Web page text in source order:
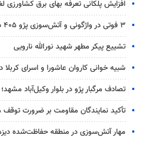
افزایش پلکانی تعرفه بهای برق کشاورزی
۳ فوتی در واژگونی و آتش‌سوزی پژو ۴۰۵ در کمربندی شرقی ایلام
تشییع پیکر مطهر شهید نورالله نارویی
شبیه خوانی کاروان عاشورا و اسرای کربلا
تصادف مرگبار پژو در بلوار وکیل‌آباد
تأکید نمایندگان مقاومت بر ضرورت توقف
مهار آتش‌سوزی در منطقه حفاظت‌شده